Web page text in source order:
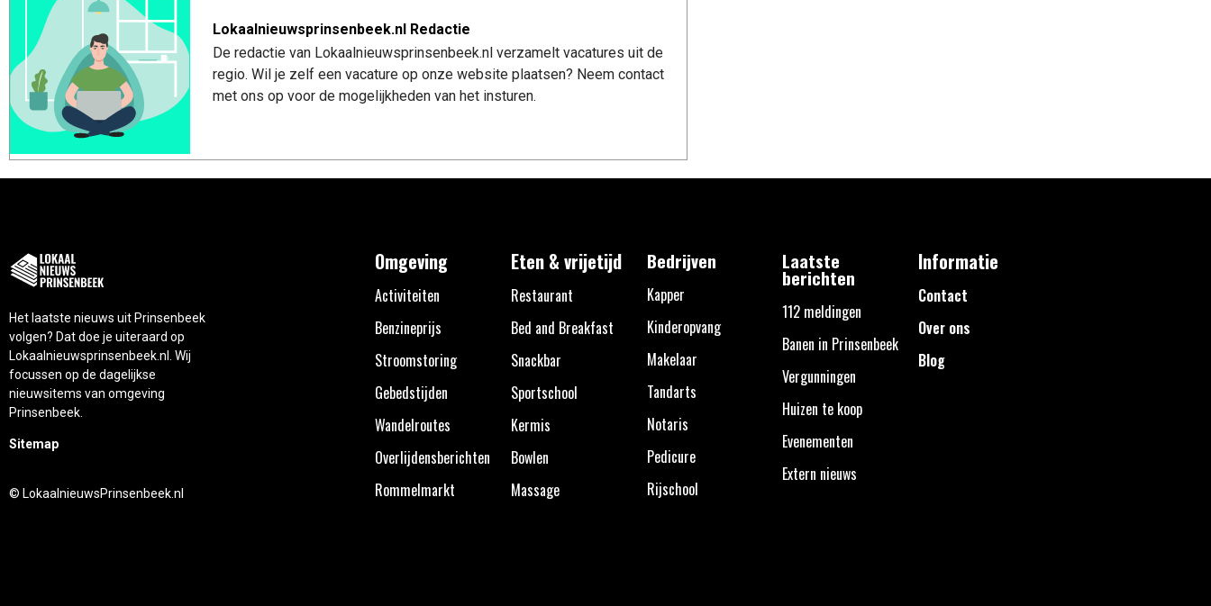
Lokaalnieuwsprinsenbeek.nl Redactie
De redactie van Lokaalnieuwsprinsenbeek.nl verzamelt vacatures uit de
regio. Wil je zelf een vacature op onze website plaatsen? Neem contact
met ons op voor de mogelijkheden van het insturen.
Het laatste nieuws uit Prinsenbeek
volgen? Dat doe je uiteraard op
Lokaalnieuwsprinsenbeek.nl. Wij
focussen op de dagelijkse
nieuwsitems van omgeving
Prinsenbeek.
Sitemap
© LokaalnieuwsPrinsenbeek.nl
Omgeving
Activiteiten
Benzineprijs
Stroomstoring
Gebedstijden
Wandelroutes
Overlijdensberichten
Rommelmarkt
Eten & vrijetijd
Restaurant
Bed and Breakfast
Snackbar
Sportschool
Kermis
Bowlen
Massage
Bedrijven
Kapper
Kinderopvang
Makelaar
Tandarts
Notaris
Pedicure
Rijschool
Laatste
berichten
112 meldingen
Banen in Prinsenbeek
Vergunningen
Huizen te koop
Evenementen
Extern nieuws
Informatie
Contact
Over ons
Blog